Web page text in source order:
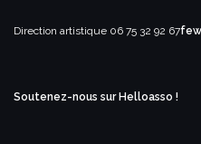
Direction artistique 06 75 32 92 67
Soutenez-nous sur Helloasso !